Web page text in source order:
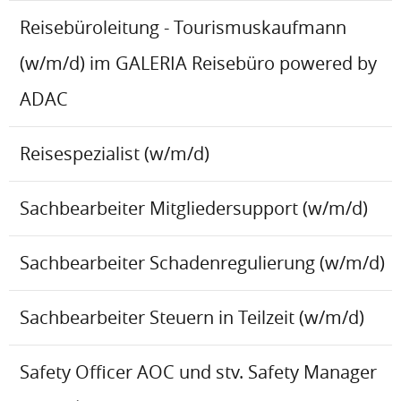
Reisebüroleitung - Tourismuskaufmann
(w/m/d) im GALERIA Reisebüro powered by
ADAC
Reisespezialist (w/m/d)
Sachbearbeiter Mitgliedersupport (w/m/d)
Sachbearbeiter Schadenregulierung (w/m/d)
Sachbearbeiter Steuern in Teilzeit (w/m/d)
Safety Officer AOC und stv. Safety Manager